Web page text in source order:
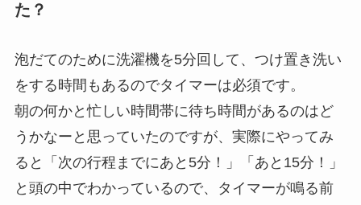
た？
泡だてのために洗濯機を5分回して、つけ置き洗い
をする時間もあるのでタイマーは必須です。
朝の何かと忙しい時間帯に待ち時間があるのはど
うかなーと思っていたのですが、実際にやってみ
ると「次の行程までにあと5分！」「あと15分！」
と頭の中でわかっているので、タイマーが鳴る前